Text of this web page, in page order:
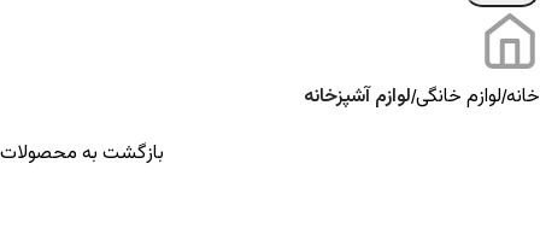
خانه لوازم خانگی لوازم آشپزخانه
بازگشت به محصولات